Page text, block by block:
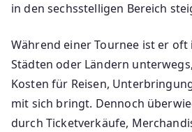
in den sechsstelligen Bereich
Während einer Tournee ist er oft
Städten oder Ländern
Kosten für Reisen,
mit sich bringt. Dennoch
durch Ticketverkäufe,